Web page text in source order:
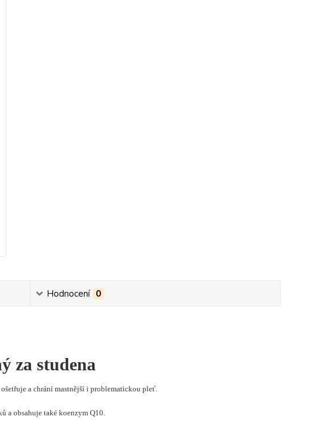
Hodnocení 0
za studena
a chrání mastnější i problematickou pleť.
a obsahuje také koenzym Q10.